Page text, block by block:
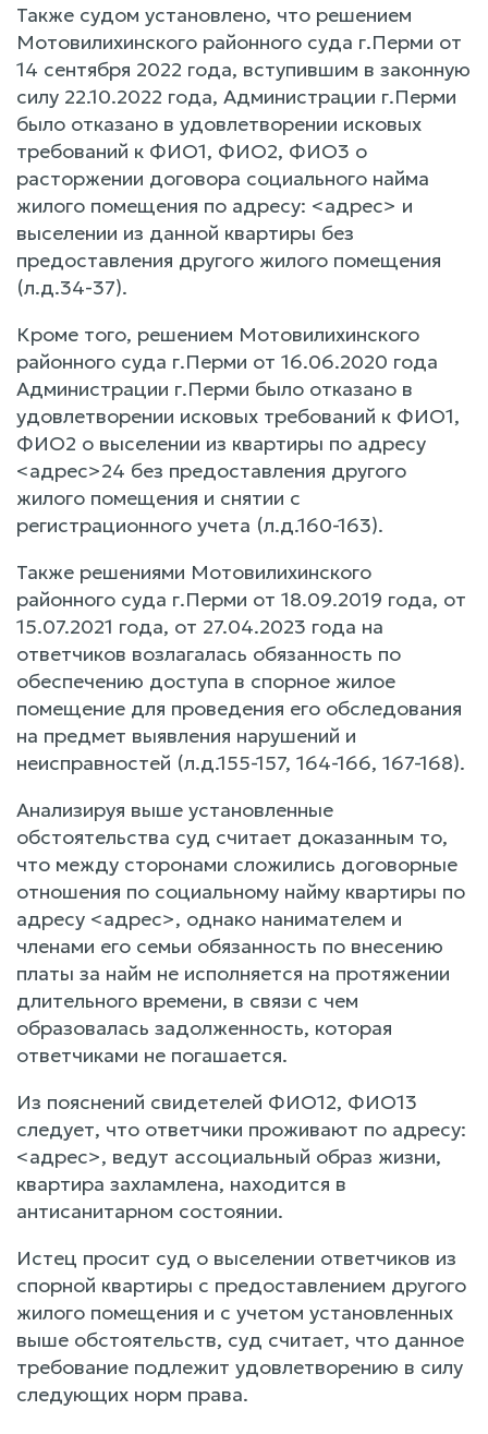
Также судом установлено, что решением
Мотовилихинского районного суда г.Перми от
14 сентября 2022 года, вступившим в законную
силу 22.10.2022 года, Администрации г.Перми
было отказано в удовлетворении исковых
требований к ФИО1, ФИО2, ФИО3 о
расторжении договора социального найма
жилого помещения по адресу: <адрес> и
выселении из данной квартиры без
предоставления другого жилого помещения
(л.д.34-37).
Кроме того, решением Мотовилихинского
районного суда г.Перми от 16.06.2020 года
Администрации г.Перми было отказано в
удовлетворении исковых требований к ФИО1,
ФИО2 о выселении из квартиры по адресу
<адрес>24 без предоставления другого
жилого помещения и снятии с
регистрационного учета (л.д.160-163).
Также решениями Мотовилихинского
районного суда г.Перми от 18.09.2019 года, от
15.07.2021 года, от 27.04.2023 года на
ответчиков возлагалась обязанность по
обеспечению доступа в спорное жилое
помещение для проведения его обследования
на предмет выявления нарушений и
неисправностей (л.д.155-157, 164-166, 167-168).
Анализируя выше установленные
обстоятельства суд считает доказанным то,
что между сторонами сложились договорные
отношения по социальному найму квартиры по
адресу <адрес>, однако нанимателем и
членами его семьи обязанность по внесению
платы за найм не исполняется на протяжении
длительного времени, в связи с чем
образовалась задолженность, которая
ответчиками не погашается.
Из пояснений свидетелей ФИО12, ФИО13
следует, что ответчики проживают по адресу:
<адрес>, ведут ассоциальный образ жизни,
квартира захламлена, находится в
антисанитарном состоянии.
Истец просит суд о выселении ответчиков из
спорной квартиры с предоставлением другого
жилого помещения и с учетом установленных
выше обстоятельств, суд считает, что данное
требование подлежит удовлетворению в силу
следующих норм права.